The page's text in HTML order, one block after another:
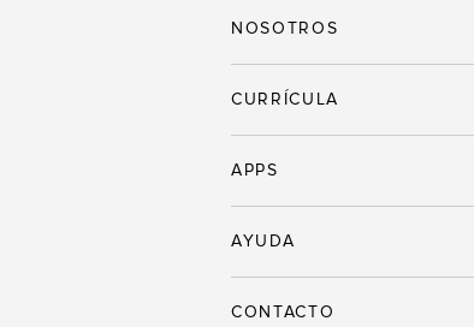
NOSOTROS
CURRÍCULA
APPS
AYUDA
CONTACTO